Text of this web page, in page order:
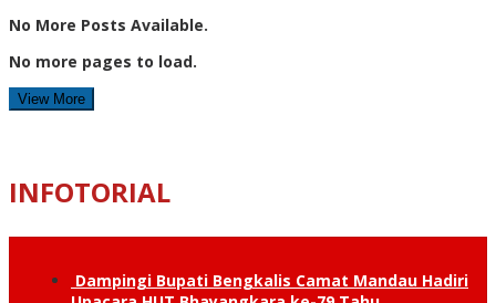
No More Posts Available.
No more pages to load.
View More
INFOTORIAL
Dampingi Bupati Bengkalis Camat Mandau Hadiri